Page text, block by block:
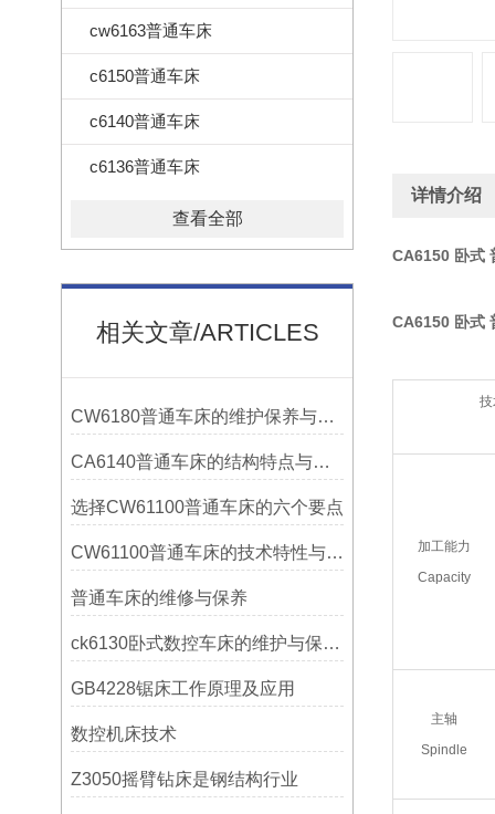
cw6163普通车床
c6150普通车床
c6140普通车床
c6136普通车床
查看全部
相关文章/ARTICLES
CW6180普通车床的维护保养与延长使用寿命技巧说明
CA6140普通车床的结构特点与工作原理解析
选择CW61100普通车床的六个要点
CW61100普通车床的技术特性与操作优势
普通车床的维修与保养
ck6130卧式数控车床的维护与保养策略
GB4228锯床工作原理及应用
数控机床技术
Z3050摇臂钻床是钢结构行业
详情介绍
CA6150 卧式
CA6150 卧式
加工能力
Capacity
主轴
Spindle